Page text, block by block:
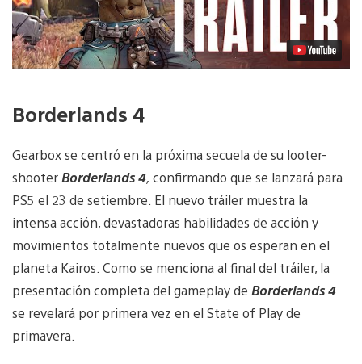
Borderlands 4
Gearbox se centró en la próxima secuela de su looter-
shooterBorderlands 4, confirmando que se lanzará para
PS5 el 23 de setiembre. El nuevo tráiler muestra la
intensa acción, devastadoras habilidades de acción y
movimientos totalmente nuevos que os esperan en el
planeta Kairos. Como se menciona al final del tráiler, la
presentación completa del gameplay de Borderlands 4
se revelará por primera vez en el State of Play de
primavera.